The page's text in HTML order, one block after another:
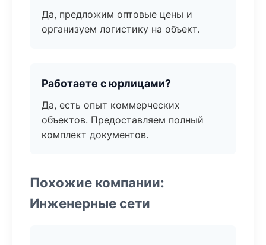
Да, предложим оптовые цены и
организуем логистику на объект.
Работаете с юрлицами?
Да, есть опыт коммерческих
объектов. Предоставляем полный
комплект документов.
Похожие компании:
Инженерные сети